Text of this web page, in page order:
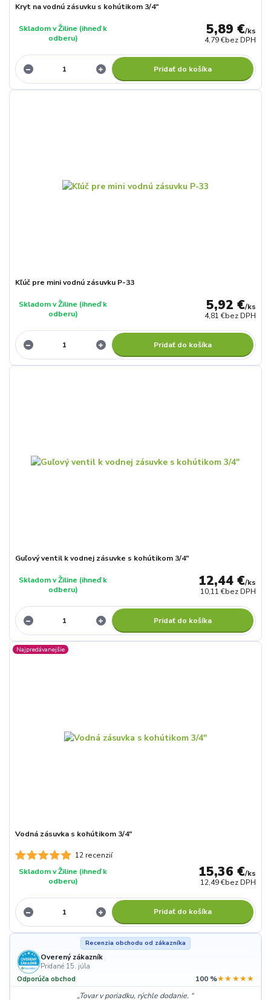
Kryt na vodnú zásuvku s kohútikom 3/4"
5,89 €/ks
4,79 €bez DPH
Skladom v Žiline (ihneď k
odberu)
Pridať do košíka
Kľúč pre mini vodnú zásuvku P-33
5,92 €/ks
4,81 €bez DPH
Skladom v Žiline (ihneď k
odberu)
Pridať do košíka
Guľový ventil k vodnej zásuvke s kohútikom 3/4"
12,44 €/ks
10,11 €bez DPH
Skladom v Žiline (ihneď k
odberu)
Pridať do košíka
Najpredávanejšie
12 recenzií
Vodná zásuvka s kohútikom 3/4"
15,36 €/ks
12,49 €bez DPH
Skladom v Žiline (ihneď k
odberu)
Pridať do košíka
Recenzia obchodu od zákazníka
Overený zákazník
Pridané 15. júla
Odporúča obchod 100 %★★★★★
Tovar v poriadku, rýchle dodanie.